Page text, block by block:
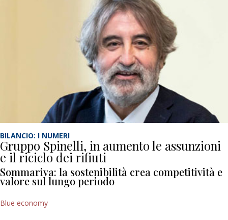
BILANCIO: I NUMERI
Gruppo Spinelli, in aumento le assunzioni
e il riciclo dei rifiuti
Sommariva: la sostenibilità crea competitività e
valore sul lungo periodo
Blue economy